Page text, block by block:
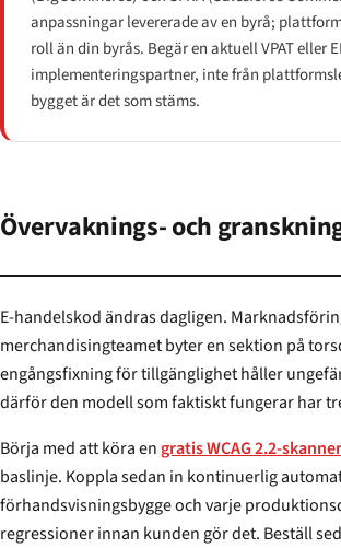
anpassningar levererade av en byrå;
roll än din byrås. Begär en aktuell VPAT eller
implementeringspartner, inte från
bygget är det som stäms.
Övervaknings- och
E-handelskod ändras dagligen.
merchandisingteamet byter en sektion på
engångsfixning för tillgänglighet håller ungefär
därför den modell som faktiskt fungerar har
Börja med att köra en gratis WCAG 2.2-skanner
baslinje. Koppla sedan in kontinuerlig automatiserad
förhandsvisningsbygge och varje
regressioner innan kunden gör det. Beställ